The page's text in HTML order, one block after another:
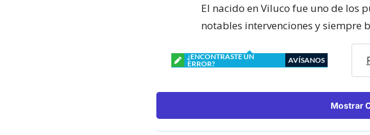
El nacido en Viluco fue uno de los
notables intervenciones y siempre
¿ENCONTRASTE UN
ERROR?
AVÍSANOS
Mostrar